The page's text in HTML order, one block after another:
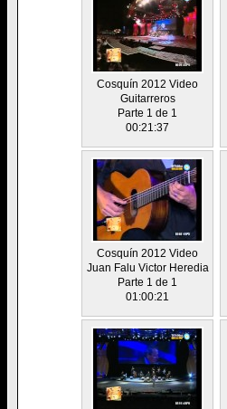
Cosquín 2012 Video
Guitarreros
Parte 1 de 1
00:21:37
Cosquín 2012 Video
Juan Falu Victor Heredia
Parte 1 de 1
01:00:21